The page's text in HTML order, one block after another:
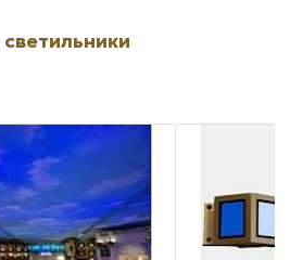
светильники